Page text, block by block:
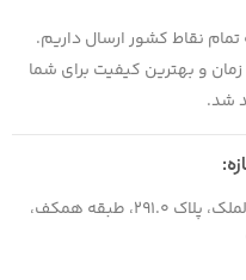
تمام نقاط کشور ارسال داریم.
و بهترین کیفیت برای شما
شد.
بازار امامزاده حسن، نبش پاساژ امین الملک، پلاک 291.0، طبقه همکف،